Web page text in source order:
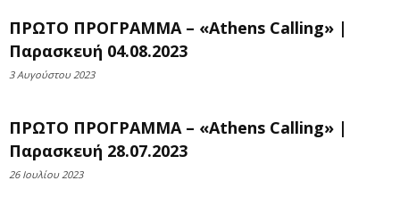
ΠΡΩΤΟ ΠΡΟΓΡΑΜΜΑ – «Athens Calling» |
Παρασκευή 04.08.2023
3 Αυγούστου 2023
ΠΡΩΤΟ ΠΡΟΓΡΑΜΜΑ – «Athens Calling» |
Παρασκευή 28.07.2023
26 Ιουλίου 2023